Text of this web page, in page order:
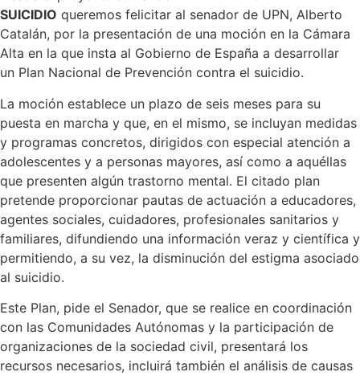
SUICIDIO queremos felicitar al senador de UPN, Alberto
Catalán, por la presentación de una moción en la Cámara
Alta en la que insta al Gobierno de España a desarrollar
un Plan Nacional de Prevención contra el suicidio.
La moción establece un plazo de seis meses para su
puesta en marcha y que, en el mismo, se incluyan medidas
y programas concretos, dirigidos con especial atención a
adolescentes y a personas mayores, así como a aquéllas
que presenten algún trastorno mental. El citado plan
pretende proporcionar pautas de actuación a educadores,
agentes sociales, cuidadores, profesionales sanitarios y
familiares, difundiendo una información veraz y científica y
permitiendo, a su vez, la disminución del estigma asociado
al suicidio.
Este Plan, pide el Senador, que se realice en coordinación
con las Comunidades Autónomas y la participación de
organizaciones de la sociedad civil, presentará los
recursos necesarios, incluirá también el análisis de causas